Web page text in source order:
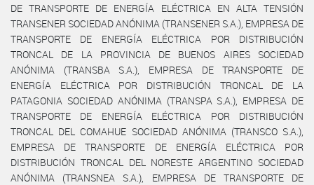
DE TRANSPORTE DE ENERGÍA ELÉCTRICA EN ALTA TENSIÓN
TRANSENER SOCIEDAD ANÓNIMA (TRANSENER S.A.), EMPRESA DE
TRANSPORTE DE ENERGÍA ELÉCTRICA POR DISTRIBUCIÓN
TRONCAL DE LA PROVINCIA DE BUENOS AIRES SOCIEDAD
ANÓNIMA (TRANSBA S.A.), EMPRESA DE TRANSPORTE DE
ENERGÍA ELÉCTRICA POR DISTRIBUCIÓN TRONCAL DE LA
PATAGONIA SOCIEDAD ANÓNIMA (TRANSPA S.A.), EMPRESA DE
TRANSPORTE DE ENERGÍA ELÉCTRICA POR DISTRIBUCIÓN
TRONCAL DEL COMAHUE SOCIEDAD ANÓNIMA (TRANSCO S.A.),
EMPRESA DE TRANSPORTE DE ENERGÍA ELÉCTRICA POR
DISTRIBUCIÓN TRONCAL DEL NORESTE ARGENTINO SOCIEDAD
ANÓNIMA (TRANSNEA S.A.), EMPRESA DE TRANSPORTE DE